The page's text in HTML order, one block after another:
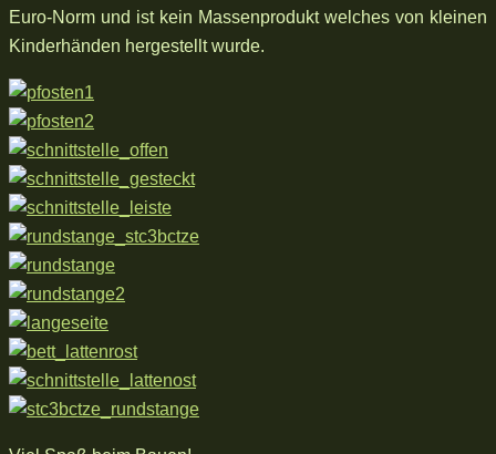
Euro-Norm und ist kein Massenprodukt welches von kleinen
Kinderhänden hergestellt wurde.